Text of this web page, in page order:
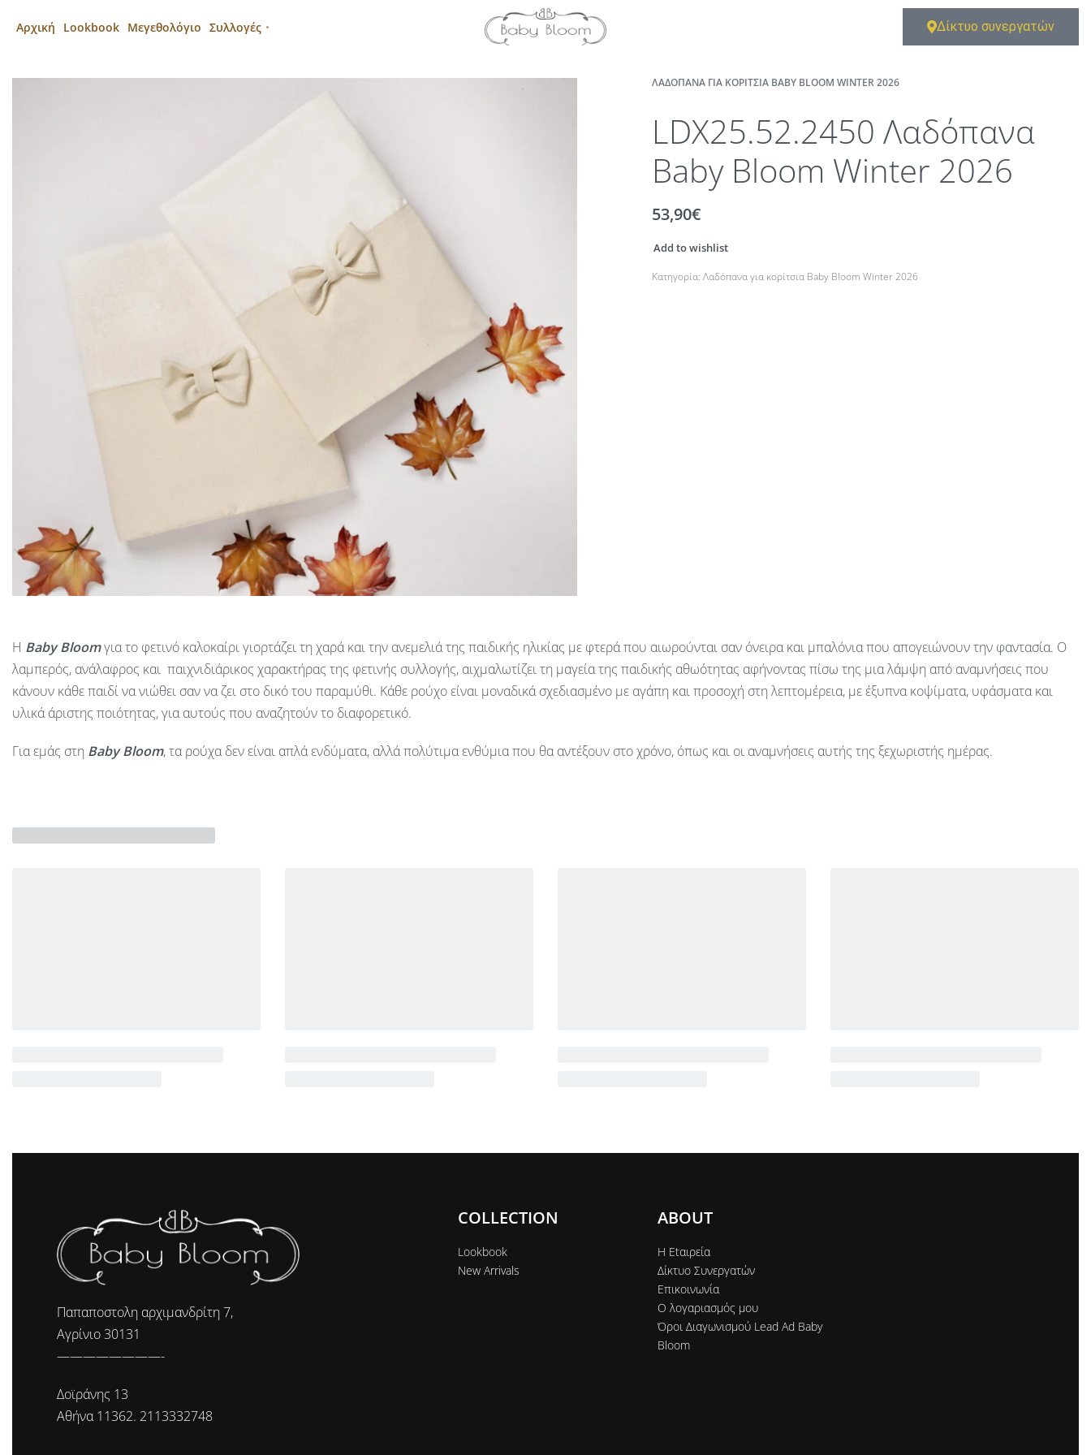
Αρχική Lookbook Μεγεθολόγιο Συλλογές Δίκτυο συνεργατών
ΛΑΔΌΠΑΝΑ ΓΙΑ ΚΟΡΊΤΣΙΑ BABY BLOOM WINTER 2026
LDX25.52.2450 Λαδόπανα
Baby Bloom Winter 2026
53,90€
Add to wishlist
Κατηγορία:Λαδόπανα για κορίτσια Baby Bloom Winter 2026
Η Baby Bloomγια το φετινό καλοκαίρι γιορτάζει τη χαρά και την ανεμελιά της παιδικής ηλικίας με φτερά που αιωρούνται σαν όνειρα και μπαλόνια που απογειώνουν την φαντασία. Ο
λαμπερός, ανάλαφρος και παιχνιδιάρικος χαρακτήρας της φετινής συλλογής, αιχμαλωτίζει τη μαγεία της παιδικής αθωότητας αφήνοντας πίσω της μια λάμψη από αναμνήσεις που
κάνουν κάθε παιδί να νιώθει σαν να ζει στο δικό του παραμύθι. Κάθε ρούχο είναι μοναδικά σχεδιασμένο με αγάπη και προσοχή στη λεπτομέρεια, με έξυπνα κοψίματα, υφάσματα και
υλικά άριστης ποιότητας, για αυτούς που αναζητούν το διαφορετικό.
Για εμάς στη Baby Bloom, τα ρούχα δεν είναι απλά ενδύματα, αλλά πολύτιμα ενθύμια που θα αντέξουν στο χρόνο, όπως και οι αναμνήσεις αυτής της ξεχωριστής ημέρας.
Παπαποστολη αρχιμανδρίτη 7,
Αγρίνιο 30131
————————-
Δοϊράνης 13
Αθήνα 11362. 2113332748
COLLECTION
Lookbook
New Arrivals
ABOUT
Η Εtαιρεία
Δίκτυο Συνεργατών
Επικοινωνία
Ο λογαριασμός μου
Όροι Διαγωνισμού Lead Ad Baby
Bloom